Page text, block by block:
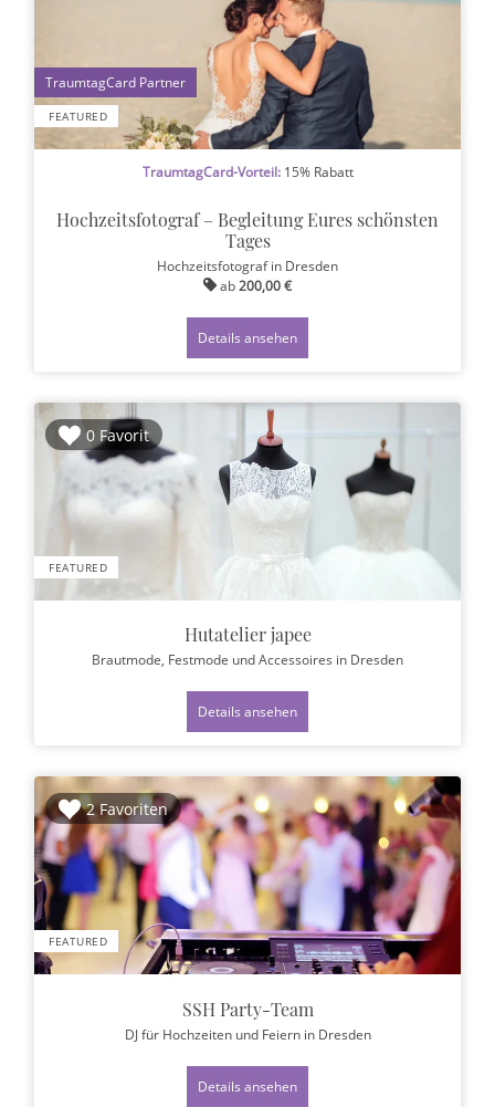
FEATURED
TraumtagCard-Vorteil:15% Rabatt
Hochzeitsfotograf – Begleitung Eures schönsten
Tages
Hochzeitsfotografin Dresden
ab200,00 €
Details ansehen
0 Favorit
FEATURED
Hutatelier japee
Brautmode, Festmode und Accessoires in Dresden
Details ansehen
2 Favoriten
FEATURED
SSH Party-Team
DJ für Hochzeiten und Feiern in Dresden
Details ansehen